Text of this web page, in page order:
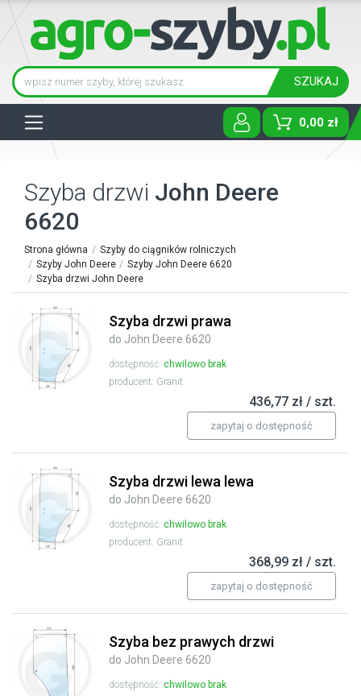
SZUKAJ
0,00 zł
Szyba drzwi John Deere
6620
Strona główna
Szyby do ciągników rolniczych
Szyby John Deere
Szyby John Deere 6620
Szyba drzwi John Deere
Szyba drzwi prawa
do John Deere 6620
dostępność: chwilowo brak
producent: Granit
436,77 zł / szt.
zapytaj o dostępność
Szyba drzwi lewa lewa
do John Deere 6620
dostępność: chwilowo brak
producent: Granit
368,99 zł / szt.
zapytaj o dostępność
Szyba bez prawych drzwi
do John Deere 6620
dostępność: chwilowo brak